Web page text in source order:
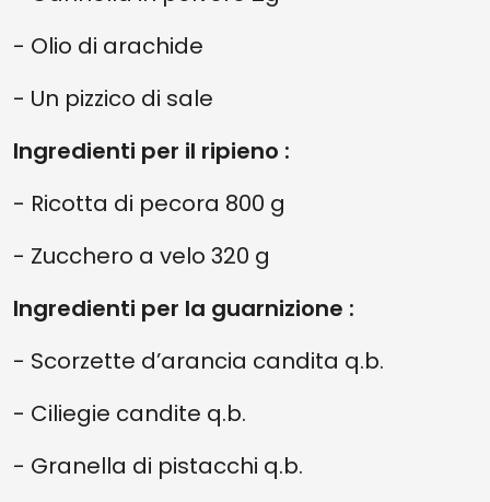
- Olio di arachide
- Un pizzico di sale
Ingredienti per il ripieno :
- Ricotta di pecora 800 g
- Zucchero a velo 320 g
Ingredienti per la guarnizione :
- Scorzette d’arancia candita q.b.
- Ciliegie candite q.b.
- Granella di pistacchi q.b.